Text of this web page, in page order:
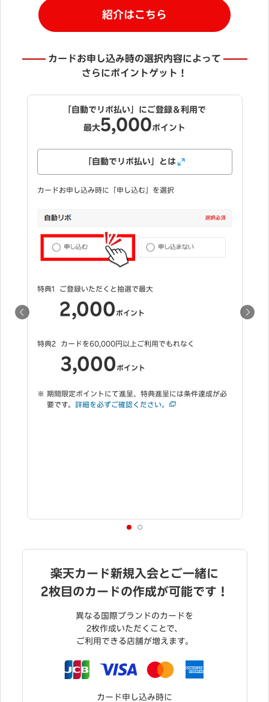
紹介はこちら
カードお申し込み時の選択内容によって
さらにポイントゲット！
「自動でリボ払い」にご登録＆利用で
最大5,000ポイント
「自動でリボ払い」とは
カードお申し込み時に「申し込む」を選択
特典1 ご登録いただくと抽選で最大
2,000 ポイント
特典2 カードを60,000円以上ご利用でもれなく
3,000 ポイント
期間限定ポイントにて進呈、特典進呈には条件達成が必
要です。 詳細を必ずご確認ください。
楽天カード新規入会とご一緒に
2枚目のカードの作成が可能です！
異なる国際ブランドのカードを
2枚作成いただくことで、
ご利用できる店舗が増えます。
カード申し込み時に